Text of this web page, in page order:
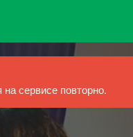
сервисе повторно.